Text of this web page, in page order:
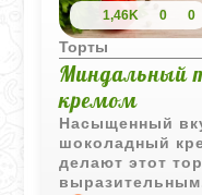
1,46K 0 0
Торты
Миндальный
кремом
Насыщенный
шоколадный
делают этот